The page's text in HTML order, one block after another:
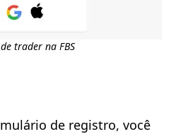
trader na FBS
de registro, você